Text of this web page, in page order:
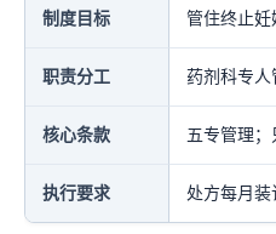
制度目标 管住终止妊
职责分工 药剂科专人
核心条款 五专管理
执行要求 处方每月